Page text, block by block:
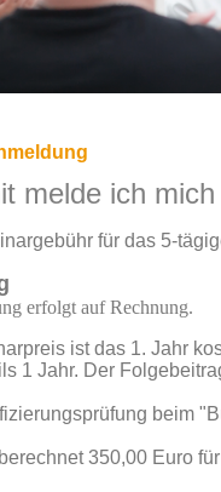
melde ich
für das 5-
erfolgt auf Rechnung.
ist das 1. Jahr
1 Jahr. Der
beim
350,00 Euro